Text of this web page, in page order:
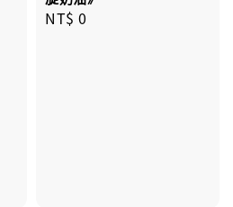
Regular
NT$ 0